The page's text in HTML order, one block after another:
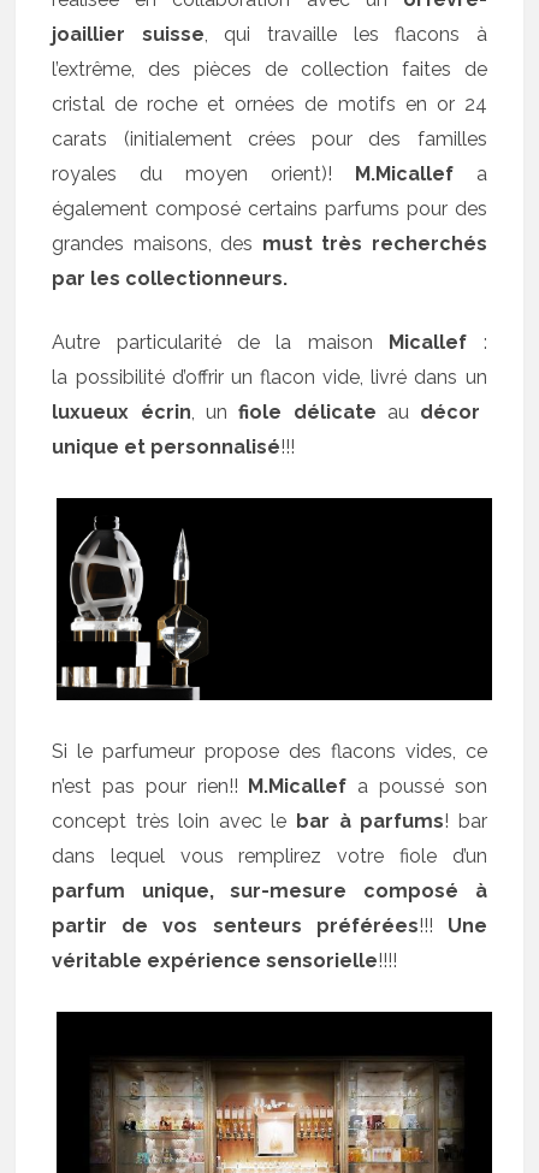
joaillier suisse, qui travaille les flacons à
l’extrême, des pièces de collection faites de
cristal de roche et ornées de motifs en or 24
carats (initialement crées pour des familles
royales du moyen orient)! M.Micallefa
également composé certains parfums pour des
grandes maisons, des must très recherchés
par les collectionneurs.
Autre particularité de la maison Micallef :
la possibilité d’offrir un flacon vide, livré dans un
luxueux écrin, unfiole délicate au décor
unique et personnalisé!!!
Si le parfumeur propose des flacons vides, ce
n’est pas pour rien!! M.Micallef a poussé son
concept très loin avec le bar à parfums! bar
dans lequel vous remplirez votre fiole d’un
parfum unique, sur-mesure composé à
partir de vos senteurs préférées!!! Une
véritable expérience sensorielle!!!!